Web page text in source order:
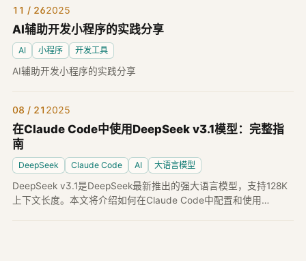
11 / 262025
AI辅助开发小程序的实践分享
AI 小程序 开发工具
AI辅助开发小程序的实践分享
08 / 21 2025
在Claude Code中使用DeepSeek v3.1模型：完整指
南
DeepSeek Claude Code AI 大语言模型
DeepSeek v3.1是DeepSeek最新推出的强大语言模型，支持128K
上下文长度。本文将介绍如何在Claude Code中配置和使用